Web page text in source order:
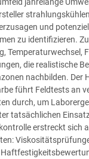
und
zu identifizieren.
Temperaturwechsel,
die realistische
nachbilden. Der
führt Feldtests an
durch, um
tatsächlichen
erstreckt sich